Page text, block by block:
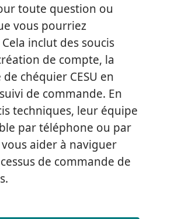
toute question ou
vous pourriez
inclut des soucis
de compte, la
chéquier CESU en
de commande. En
techniques, leur équipe
par téléphone ou par
aider à naviguer
de commande de